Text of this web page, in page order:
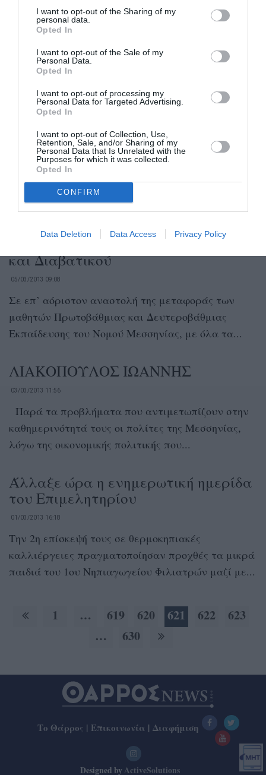
I want to opt-out of the Sharing of my
personal data.
Opted In
I want to opt-out of the Sale of my
Personal Data.
Opted In
I want to opt-out of processing my
Personal Data for Targeted Advertising.
Opted In
I want to opt-out of Collection, Use,
Retention, Sale, and/or Sharing of my
Personal Data that Is Unrelated with the
Purposes for which it was collected.
Opted In
CONFIRM
Data Deletion Data Access Privacy Policy
06/03/2013 01:20
Το Υπουργείο Παιδείας έδωσε στη δημοσιότητα την
τελική του πρόταση για το σχέδιο «Αθηνά», που
αύριο θα παρουσιαστεί...
Κύπελλο και πρόκριση στα τελικά
του Παγκοσμίου για Λαζαρίδη και
Εθνική Ομάδα
05/03/2013 17:21
Ξεκινάει την Τετάρτη η συζήτηση στην Επιτροπή
Μορφωτικών Υποθέσεων της Βουλής για το σχέδιο
«Αθηνά». Τον νέο χάρτη...
Αποκατάσταση Δυτικής Πτέρυγας
και Διαβατικού
05/03/2013 09:08
Σε επ’ αόριστον αναστολή της μεταφοράς των
μαθητών Πρωτοβάθμιας και Δευτεροβάθμιας
Εκπαίδευσης του Νομού Μεσσηνίας, με όλα τα...
ΛΙΑΚΟΠΟΥΛΟΣ ΙΩΑΝΝΗΣ
03/03/2013 11:56
Παρά τα προβλήματα που αντιμετωπίζουν στην
καθημερινότητά τους οι πολίτες της Μεσσηνίας,
λόγω της οικονομικής πολιτικής που...
Άλλαξε ώρα η ενημερωτική ημερίδα
του Επιμελητηρίου
01/03/2013 16:18
Την 2η επίσκεψή τους σε θερμοκηπιακές
καλλιέργειες πραγματοποίησαν προχθές τα μικρά
παιδιά του 1ου Νηπιαγωγείου Φιλιατρών μαζί με...
1 … 619 620 621 622
623
…
630
Το Θάρρος | Επικοινωνία | Διαφήμιση
Designed by ActiveSolutions